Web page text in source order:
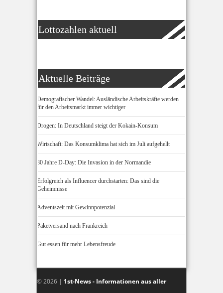
Lottozahlen aktuell
Aktuelle Beiträge
Demografischer Wandel: Ausländische Arbeitskräfte werden
für den Arbeitsmarkt immer wichtiger
Drogen: In Deutschland steigt der Kokain-Konsum
Wirtschaft: Das Konsumklima hat sich im Juli aufgehellt
80 Jahre D-Day: Die Invasion in der Normandie
Erfolgreich als Influencer durchstarten: Das sind die
Geheimnisse
Adventszeit mit Gewinnpotenzial
Paketversand nach Frankreich
Gut essen für mehr Lebensfreude
© 2026 | 1st-News - Informationen aus aller